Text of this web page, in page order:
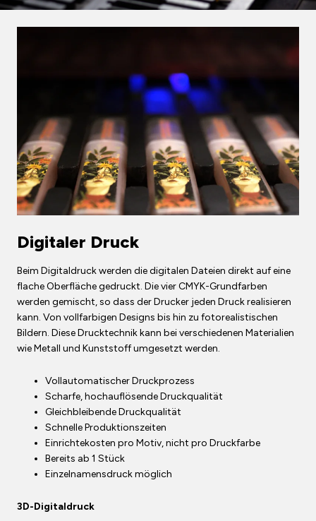
Digitaler Druck
Beim Digitaldruck werden die digitalen Dateien direkt auf eine
flache Oberfläche gedruckt. Die vier CMYK-Grundfarben
werden gemischt, so dass der Drucker jeden Druck realisieren
kann. Von vollfarbigen Designs bis hin zu fotorealistischen
Bildern. Diese Drucktechnik kann bei verschiedenen Materialien
wie Metall und Kunststoff umgesetzt werden.
Vollautomatischer Druckprozess
Scharfe, hochauflösende Druckqualität
Gleichbleibende Druckqualität
Schnelle Produktionszeiten
Einrichtekosten pro Motiv, nicht pro Druckfarbe
Bereits ab 1 Stück
Einzelnamensdruck möglich
3D-Digitaldruck